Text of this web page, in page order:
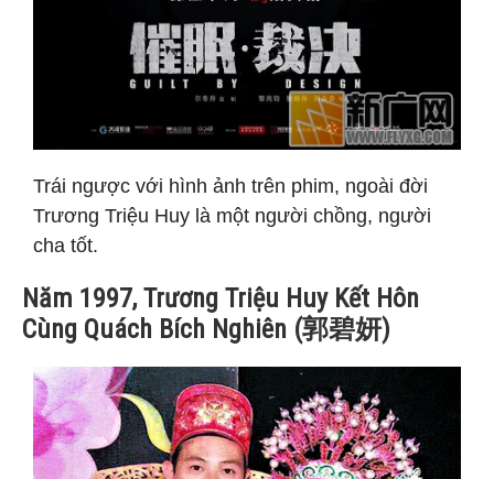
Trái ngược với hình ảnh trên phim, ngoài đời
Trương Triệu Huy là một người chồng, người
cha tốt.
Năm 1997, Trương Triệu Huy Kết Hôn
Cùng Quách Bích Nghiên (郭碧妍)